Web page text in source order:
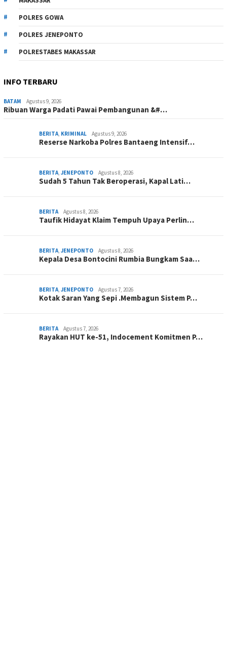
POLRES GOWA
POLRES JENEPONTO
POLRESTABES MAKASSAR
INFO TERBARU
BATAM Agustus 9, 2026
Ribuan Warga Padati Pawai Pembangunan &#…
BERITA, KRIMINAL Agustus 9, 2026
Reserse Narkoba Polres Bantaeng Intensif…
BERITA, JENEPONTO Agustus 8, 2026
Sudah 5 Tahun Tak Beroperasi, Kapal Lati…
BERITA Agustus 8, 2026
Taufik Hidayat Klaim Tempuh Upaya Perlin…
BERITA, JENEPONTO Agustus 8, 2026
Kepala Desa Bontocini Rumbia Bungkam Saa…
BERITA, JENEPONTO Agustus 7, 2026
Kotak Saran Yang Sepi .Membagun Sistem P…
BERITA Agustus 7, 2026
Rayakan HUT ke-51, Indocement Komitmen P…